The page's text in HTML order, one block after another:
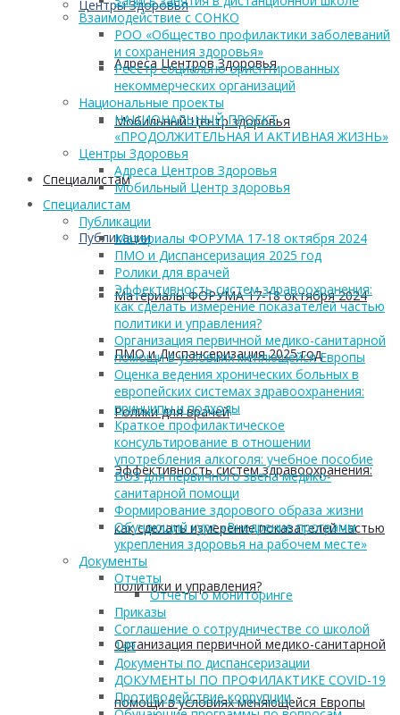
Центры Здоровья
Адреса Центров Здоровья
Мобильный Центр здоровья
Cпециалистам
Публикации
Материалы ФОРУМА 17-18 октября 2024
ПМО и Диспансеризация 2025 год
Ролики для врачей
Эффективность систем здравоохранения:
как сделать измерение показателей частью
политики и управления?
Организация первичной медико-санитарной
помощи в условиях меняющейся Европы
Взаимодействие с СОНКО
РОО «Общество профилактики заболеваний
и сохранения здоровья»
Реестр социально ориентированных
некоммерческих организаций
Национальные проекты
НАЦИОНАЛЬНЫЙ ПРОЕКТ
«ПРОДОЛЖИТЕЛЬНАЯ И АКТИВНАЯ ЖИЗНЬ»
Центры Здоровья
Адреса Центров Здоровья
Мобильный Центр здоровья
Cпециалистам
Публикации
Материалы ФОРУМА 17-18 октября 2024
ПМО и Диспансеризация 2025 год
Ролики для врачей
Эффективность систем здравоохранения:
как сделать измерение показателей частью
политики и управления?
Организация первичной медико-санитарной
помощи в условиях меняющейся Европы
Оценка ведения хронических больных в
европейских системах здравоохранения:
принципы и подходы
Краткое профилактическое
консультирование в отношении
употребления алкоголя: учебное пособие
ВОЗ для первичного звена медико-
санитарной помощи
Формирование здорового образа жизни
Обучающий курс «Внедрение программ
укрепления здоровья на рабочем месте»
Документы
Отчеты
Отчеты о мониторинге
Приказы
Соглашение о сотрудничестве со школой
149
Документы по диспансеризации
ДОКУМЕНТЫ ПО ПРОФИЛАКТИКЕ COVID-19
Противодействие коррупции